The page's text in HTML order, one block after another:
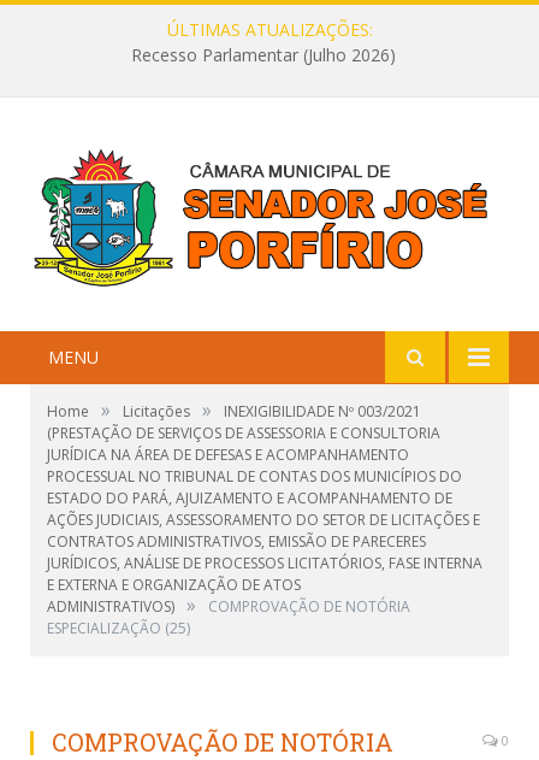
ÚLTIMAS ATUALIZAÇÕES:
Recesso Parlamentar (Julho 2026)
MENU
Home » Licitações »
INEXIGIBILIDADE Nº 003/2021
(PRESTAÇÃO DE SERVIÇOS DE ASSESSORIA E CONSULTORIA
JURÍDICA NA ÁREA DE DEFESAS E ACOMPANHAMENTO
PROCESSUAL NO TRIBUNAL DE CONTAS DOS MUNICÍPIOS DO
ESTADO DO PARÁ, AJUIZAMENTO E ACOMPANHAMENTO DE
AÇÕES JUDICIAIS, ASSESSORAMENTO DO SETOR DE LICITAÇÕES E
CONTRATOS ADMINISTRATIVOS, EMISSÃO DE PARECERES
JURÍDICOS, ANÁLISE DE PROCESSOS LICITATÓRIOS, FASE INTERNA
E EXTERNA E ORGANIZAÇÃO DE ATOS
ADMINISTRATIVOS) »
COMPROVAÇÃO DE NOTÓRIA
ESPECIALIZAÇÃO (25)
COMPROVAÇÃO DE NOTÓRIA
0